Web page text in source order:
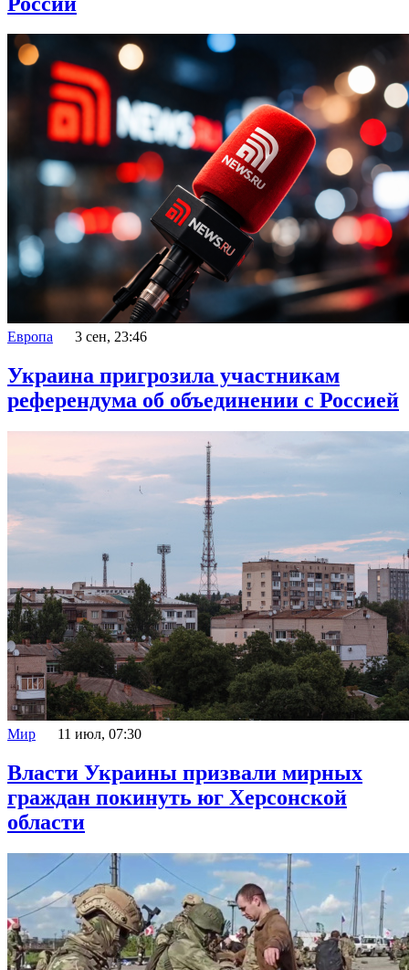
Европа 3 сен, 23:46
Украина пригрозила участникам
референдума об объединении с Россией
Мир 11 июл, 07:30
Власти Украины призвали мирных
граждан покинуть юг Херсонской
области